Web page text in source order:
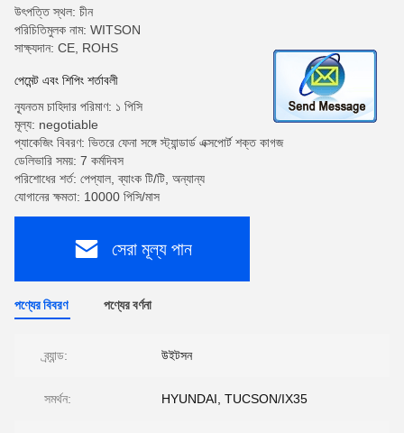
উৎপত্তি স্থল: চীন
পরিচিতিমুলক নাম: WITSON
সাক্ষ্যদান: CE, ROHS
পেমেন্ট এবং শিপিং শর্তাবলী
ন্যূনতম চাহিদার পরিমাণ: ১ পিসি
মূল্য: negotiable
প্যাকেজিং বিবরণ: ভিতরে ফেনা সঙ্গে স্ট্যান্ডার্ড এক্সপোর্ট শক্ত কাগজ
ডেলিভারি সময়: 7 কর্মদিবস
পরিশোধের শর্ত: পেপ্যাল, ব্যাংক টি/টি, অন্যান্য
যোগানের ক্ষমতা: 10000 পিসি/মাস
সেরা মূল্য পান
পণ্যের বিবরণ পণ্যের বর্ণনা
ব্র্যান্ড: উইটসন
সমর্থন: HYUNDAI, TUCSON/IX35